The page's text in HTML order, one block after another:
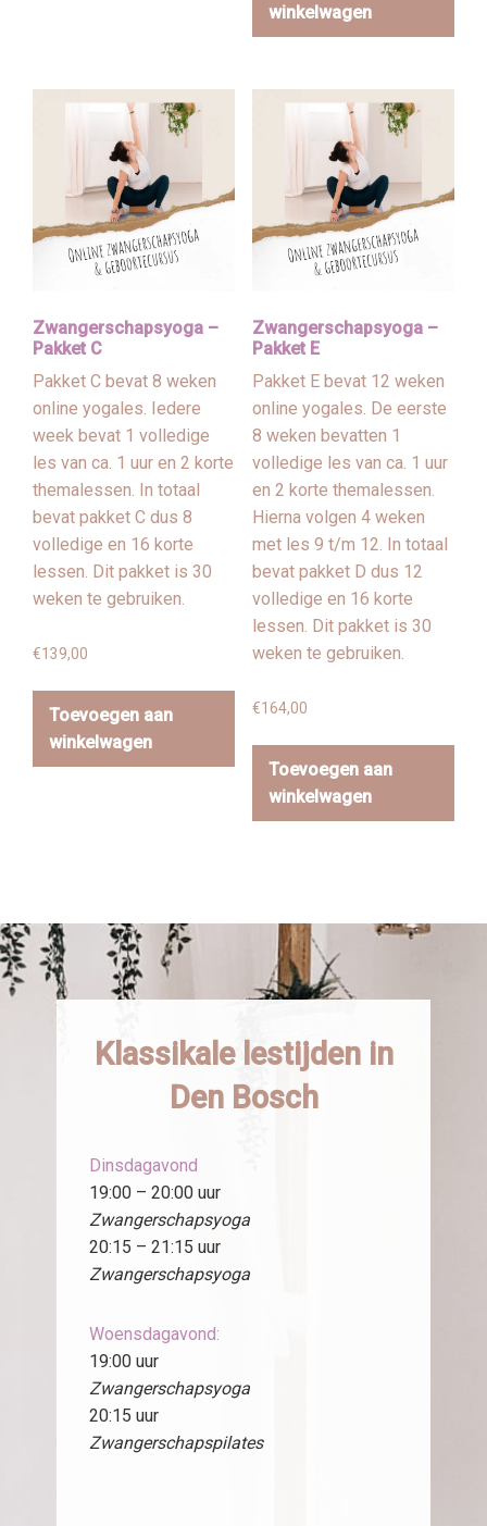
winkelwagen
Zwangerschapsyoga –
Pakket C
Pakket C bevat 8 weken
online yogales. Iedere
week bevat 1 volledige
les van ca. 1 uur en 2 korte
themalessen. In totaal
bevat pakket C dus 8
volledige en 16 korte
lessen. Dit pakket is 30
weken te gebruiken.
€139,00
Toevoegen aan
winkelwagen
Zwangerschapsyoga –
Pakket E
Pakket E bevat 12 weken
online yogales. De eerste
8 weken bevatten 1
volledige les van ca. 1 uur
en 2 korte themalessen.
Hierna volgen 4 weken
met les 9 t/m 12. In totaal
bevat pakket D dus 12
volledige en 16 korte
lessen. Dit pakket is 30
weken te gebruiken.
€164,00
Toevoegen aan
winkelwagen
Klassikale lestijden in
Den Bosch
Dinsdagavond
19:00 – 20:00 uur
Zwangerschapsyoga
20:15 – 21:15 uur
Zwangerschapsyoga
Woensdagavond:
19:00 uur
Zwangerschapsyoga
20:15 uur
Zwangerschapspilates